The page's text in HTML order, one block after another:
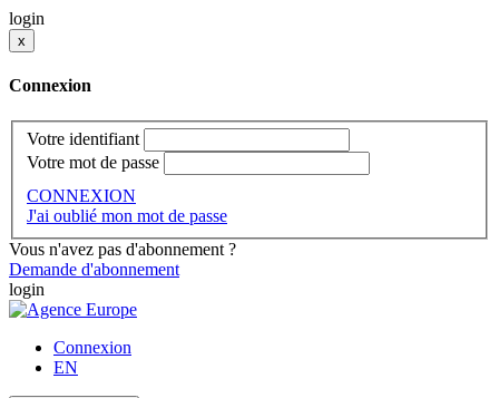
login
x
Connexion
Votre identifiant
Votre mot de passe
CONNEXION
J'ai oublié mon mot de passe
Vous n'avez pas d'abonnement ?
Demande d'abonnement
login
Connexion
EN